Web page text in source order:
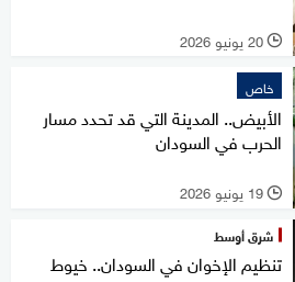
l 20 يونيو 2026
خاص
الأبيض.. المدينة التي قد تحدد مسار
الحرب في السودان
l 19 يونيو 2026
شرق أوسط
تنظيم الإخوان في السودان.. خيوط